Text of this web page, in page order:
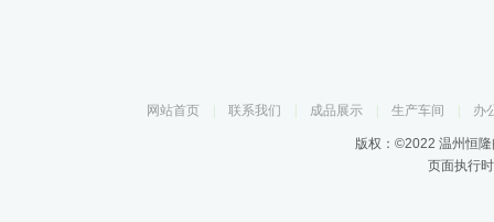
网站首页 联系我们 成品展示 生产车间 办
版权：©2022 温州恒
页面执行